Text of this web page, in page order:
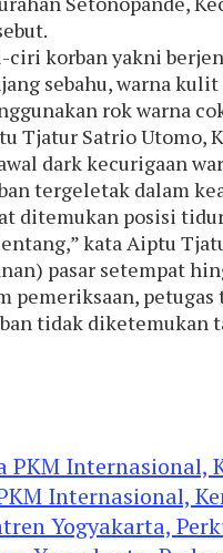
ciri korban yakni
sebahu, warna
rok warna
Tjatur Satrio Utomo,
dark kecurigaan
tergeletak dalam
ditemukan posisi
kata Aiptu
pasar setempat
pemeriksaan,
tidak diketemukan
Internasional,